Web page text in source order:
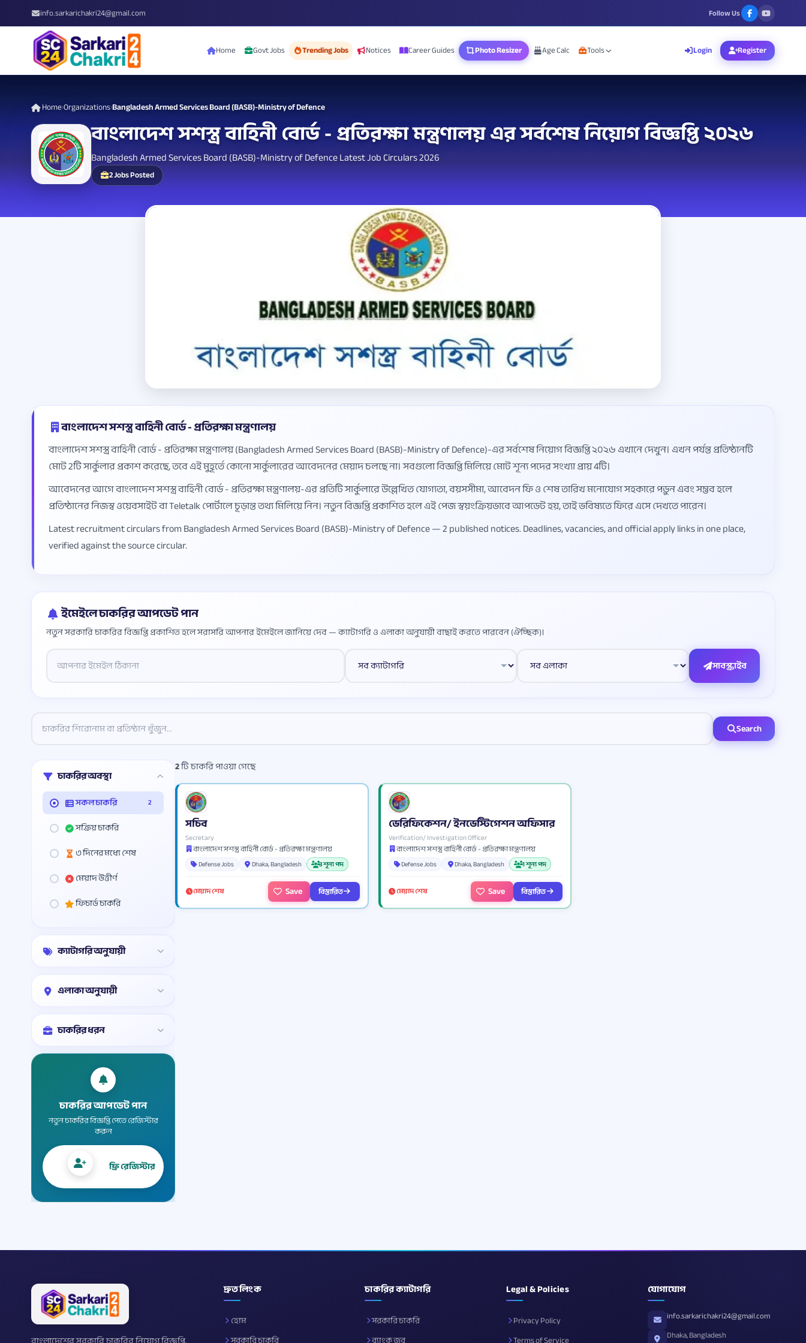
info.sarkarichakri24@gmail.com Follow Us
Home Govt Jobs Trending Jobs Notices Career Guides Photo Resizer Age Calc Tools Login Register
Home›Organizations›Bangladesh Armed Services Board (BASB)-Ministry of Defence
বাংলাদেশ সশস্ত্র বাহিনী বোর্ড - প্রতিরক্ষা মন্ত্রণালয় এর সর্বশেষ নিয়োগ বিজ্ঞপ্তি ২০২৬
Bangladesh Armed Services Board (BASB)-Ministry of Defence Latest Job Circulars 2026
2 Jobs Posted
বাংলাদেশ সশস্ত্র বাহিনী বোর্ড - প্রতিরক্ষা মন্ত্রণালয়
বাংলাদেশ সশস্ত্র বাহিনী বোর্ড - প্রতিরক্ষা মন্ত্রণালয় (Bangladesh Armed Services Board (BASB)-Ministry of Defence)-এর সর্বশেষ নিয়োগ বিজ্ঞপ্তি ২০২৬ এখানে দেখুন। এখন পর্যন্ত প্রতিষ্ঠানটি
মোট 2টি সার্কুলার প্রকাশ করেছে, তবে এই মুহূর্তে কোনো সার্কুলারের আবেদনের মেয়াদ চলছে না। সবগুলো বিজ্ঞপ্তি মিলিয়ে মোট শূন্য পদের সংখ্যা প্রায় 4টি।
আবেদনের আগে বাংলাদেশ সশস্ত্র বাহিনী বোর্ড - প্রতিরক্ষা মন্ত্রণালয়-এর প্রতিটি সার্কুলারে উল্লেখিত যোগ্যতা, বয়সসীমা, আবেদন ফি ও শেষ তারিখ মনোযোগ সহকারে পড়ুন এবং সম্ভব হলে
প্রতিষ্ঠানের নিজস্ব ওয়েবসাইট বা Teletalk পোর্টালে চূড়ান্ত তথ্য মিলিয়ে নিন। নতুন বিজ্ঞপ্তি প্রকাশিত হলে এই পেজ স্বয়ংক্রিয়ভাবে আপডেট হয়, তাই ভবিষ্যতে ফিরে এসে দেখতে পারেন।
Latest recruitment circulars from Bangladesh Armed Services Board (BASB)-Ministry of Defence — 2 published notices. Deadlines, vacancies, and official apply links in one place,
verified against the source circular.
ইমেইলে চাকরির আপডেট পান
নতুন সরকারি চাকরির বিজ্ঞপ্তি প্রকাশিত হলে সরাসরি আপনার ইমেইলে জানিয়ে দেব — ক্যাটাগরি ও এলাকা অনুযায়ী বাছাই করতে পারবেন (ঐচ্ছিক)।
Website
সাবস্ক্রাইব
Search
চাকরির অবস্থা
সকল চাকরি 2
সক্রিয় চাকরি
৩ দিনের মধ্যে শেষ
মেয়াদ উত্তীর্ণ
ফিচার্ড চাকরি
ক্যাটাগরি অনুযায়ী
এলাকা অনুযায়ী
চাকরির ধরন
চাকরির আপডেট পান
নতুন চাকরির বিজ্ঞপ্তি পেতে রেজিস্টার
করুন
ফ্রি রেজিস্টার
2টি চাকরি পাওয়া গেছে
সচিব
Secretary
বাংলাদেশ সশস্ত্র বাহিনী বোর্ড - প্রতিরক্ষা মন্ত্রণালয়
Defense Jobs Dhaka, Bangladesh 3 শূন্য পদ
মেয়াদ শেষ Save বিস্তারিত
ভেরিফিকেশন/ ইনভেস্টিগেশন অফিসার
Verification/ Investigation Officer
বাংলাদেশ সশস্ত্র বাহিনী বোর্ড - প্রতিরক্ষা মন্ত্রণালয়
Defense Jobs Dhaka, Bangladesh 1 শূন্য পদ
মেয়াদ শেষ Save বিস্তারিত
দ্রুত লিংক
হোম
চাকরির ক্যাটাগরি
সরকারি চাকরি
Legal & Policies
Privacy Policy
যোগাযোগ
info.sarkarichakri24@gmail.com
Dhaka, Bangladesh